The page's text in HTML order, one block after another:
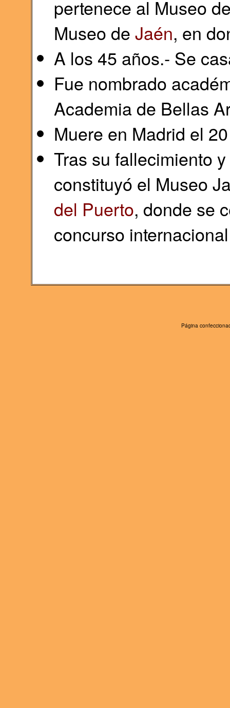
pertenece al Museo
Museo de Jaén, en
A los 45 años.- Se
Fue nombrado
Academia de Bellas
Muere en Madrid el
Tras su fallecimiento
constituyó el Museo
del Puerto, donde se
concurso
Página